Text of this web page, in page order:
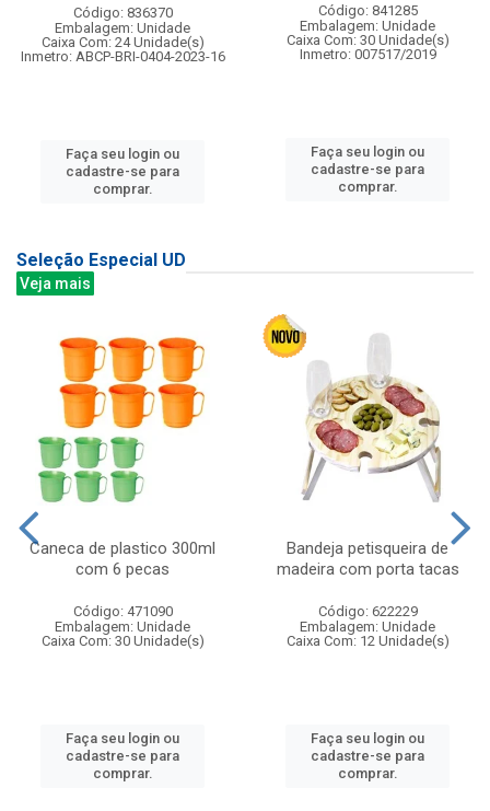
Código: 836370
Embalagem: Unidade
Caixa Com: 24 Unidade(s)
Inmetro: ABCP-BRI-0404-2023-16
Faça seu login ou
cadastre-se para
comprar.
Código: 841285
Embalagem: Unidade
Caixa Com: 30 Unidade(s)
Inmetro: 007517/2019
Faça seu login ou
cadastre-se para
comprar.
Seleção Especial UD
Veja mais
Caneca de plastico 300ml
com 6 pecas
Código: 471090
Embalagem: Unidade
Caixa Com: 30 Unidade(s)
Faça seu login ou
cadastre-se para
comprar.
Bandeja petisqueira de
madeira com porta tacas
Código: 622229
Embalagem: Unidade
Caixa Com: 12 Unidade(s)
Faça seu login ou
cadastre-se para
comprar.